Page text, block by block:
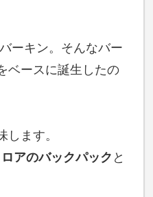
ーキン。そんなバー
ベースに誕生したの
ます。
アのバックパック と